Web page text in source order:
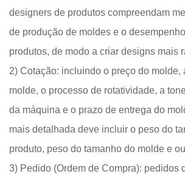
designers de produtos compreendam
de produção de moldes e o
produtos, de modo a criar designs mais
2) Cotação: incluindo o preço do molde,
molde, o processo de rotatividade, a
da máquina e o prazo de entrega do
mais detalhada deve incluir o peso do
produto, peso do tamanho do molde e
3) Pedido (Ordem de Compra): pedidos